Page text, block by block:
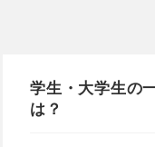
学生・大学生の
は？